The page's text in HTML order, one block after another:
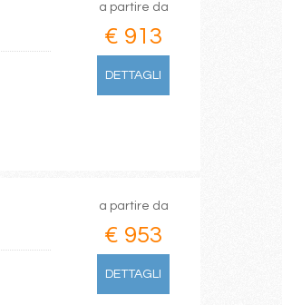
a partire da
€ 913
DETTAGLI
a partire da
€ 953
DETTAGLI